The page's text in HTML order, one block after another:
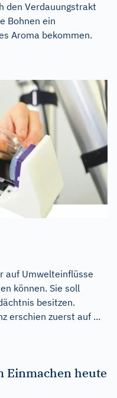
den Verdauungstrakt
Bohnen ein
Aroma bekommen.
auf Umwelteinflüsse
können. Sie soll
besitzen.
erschien zuerst auf ...
Einmachen heute